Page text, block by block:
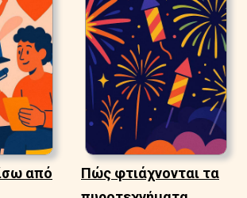
από
Πώς φτιάχνονται τα